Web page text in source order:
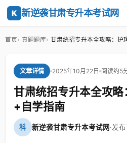
K 新逆袭甘肃专升本考试网
首页 真题题库 甘肃统招专升本全攻略：护
文章详情 2025年10月22日 阅读约5
甘肃统招专升本全攻
+自学指南
科 新逆袭甘肃专升本考试网·发